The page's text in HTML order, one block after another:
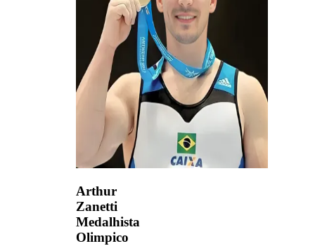
Arthur
Zanetti
Medalhista
Olimpico